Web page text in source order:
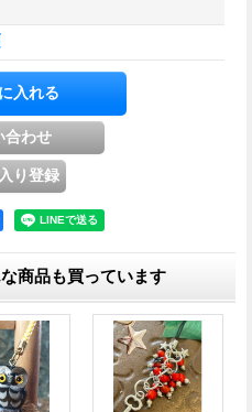
商品も買っています